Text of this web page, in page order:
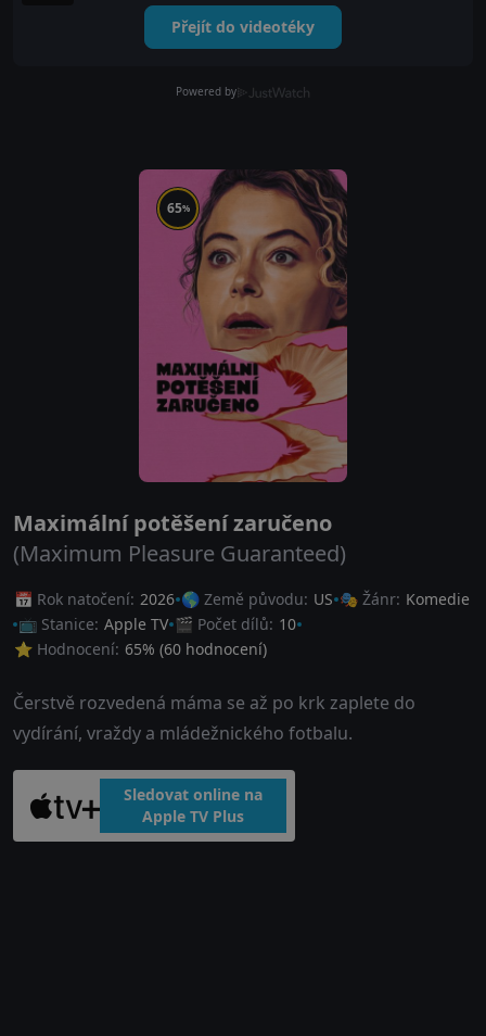
Přejít do videotéky
Powered by
65%
Maximální potěšení zaručeno
(Maximum Pleasure Guaranteed)
📅 Rok natočení: 2026 🌎 Země původu: US 🎭 Žánr: Komedie
📺 Stanice: Apple TV 🎬 Počet dílů: 10
⭐ Hodnocení: 65% (60 hodnocení)
Čerstvě rozvedená máma se až po krk zaplete do
vydírání, vraždy a mládežnického fotbalu.
Sledovat online na
Apple TV Plus